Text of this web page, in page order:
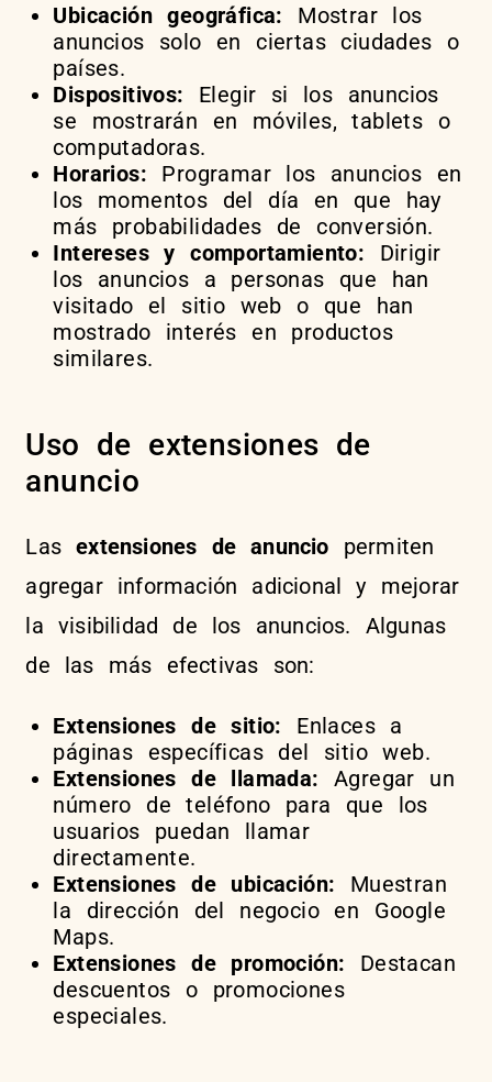
Ubicación geográfica: Mostrar los
anuncios solo en ciertas ciudades o
países.
Dispositivos: Elegir si los anuncios
se mostrarán en móviles, tablets o
computadoras.
Horarios: Programar los anuncios en
los momentos del día en que hay
más probabilidades de conversión.
Intereses y comportamiento: Dirigir
los anuncios a personas que han
visitado el sitio web o que han
mostrado interés en productos
similares.
Uso de extensiones de
anuncio
Lasextensiones de anuncio permiten
agregar información adicional y mejorar
la visibilidad de los anuncios. Algunas
de las más efectivas son:
Extensiones de sitio: Enlaces a
páginas específicas del sitio web.
Extensiones de llamada: Agregar un
número de teléfono para que los
usuarios puedan llamar
directamente.
Extensiones de ubicación: Muestran
la dirección del negocio en Google
Maps.
Extensiones de promoción: Destacan
descuentos o promociones
especiales.